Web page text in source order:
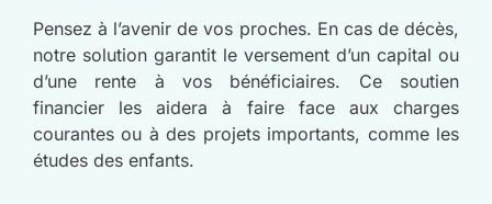
Pensez à l’avenir de vos proches. En cas de décès,
notre solution garantit le versement d’un capital ou
d’une rente à vos bénéficiaires. Ce soutien
financier les aidera à faire face aux charges
courantes ou à des projets importants, comme les
études des enfants.